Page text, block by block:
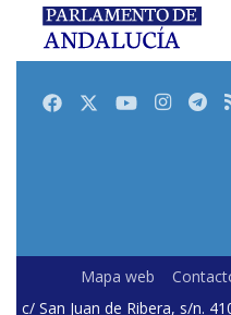
FacebookTwitterYoutube
Mapa web
c/ San Juan de Ribera, s/n.